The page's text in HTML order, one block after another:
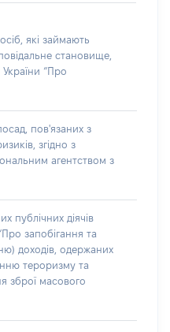
які займають
становище,
України “Про
пов'язаних з
згідно з
агентством з
публічних діячів
запобігання та
доходів, одержаних
тероризму та
зброї масового